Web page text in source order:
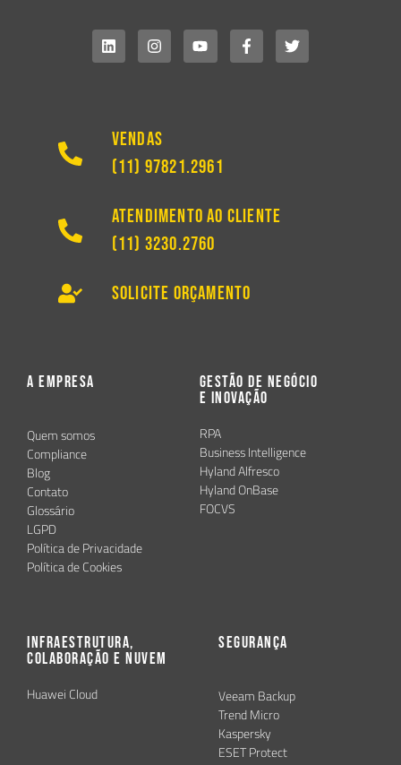
Vendas
(11) 97821.2961
Atendimento ao Cliente
(11) 3230.2760
Solicite Orçamento
A Empresa
Quem somos
Compliance
Blog
Contato
Glossário
LGPD
Política de Privacidade
Política de Cookies
Gestão de Negócio
e Inovação
RPA
Business Intelligence
Hyland Alfresco
Hyland OnBase
FOCVS
Infraestrutura,
Colaboração e Nuvem
Huawei Cloud
Segurança
Veeam Backup
Trend Micro
Kaspersky
ESET Protect